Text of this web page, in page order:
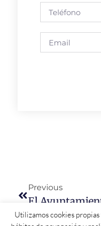
Previous
Utilizamos cookies